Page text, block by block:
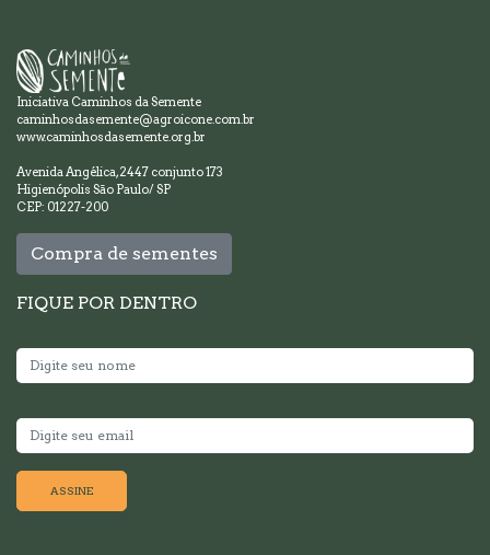
Iniciativa Caminhos da Semente
caminhosdasemente@agroicone.com.br
www.caminhosdasemente.org.br
Avenida Angélica, 2447 conjunto 173
Higienópolis São Paulo/ SP
CEP: 01227-200
Compra de sementes
FIQUE POR DENTRO
ASSINE